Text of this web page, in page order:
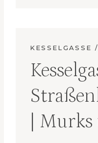
KESSELGASSE
|